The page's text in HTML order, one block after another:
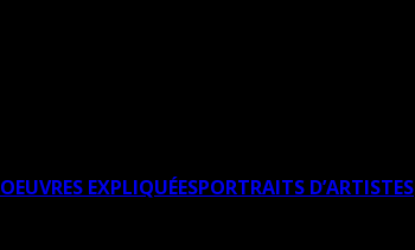
OEUVRES EXPLIQUÉESPORTRAITS D’ARTISTES